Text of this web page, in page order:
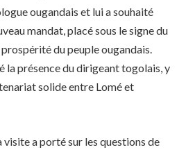
ougandais et lui a souhaité
mandat, placé sous le signe du
du peuple ougandais.
la présence du dirigeant togolais, y
solide entre Lomé et
a porté sur les questions de